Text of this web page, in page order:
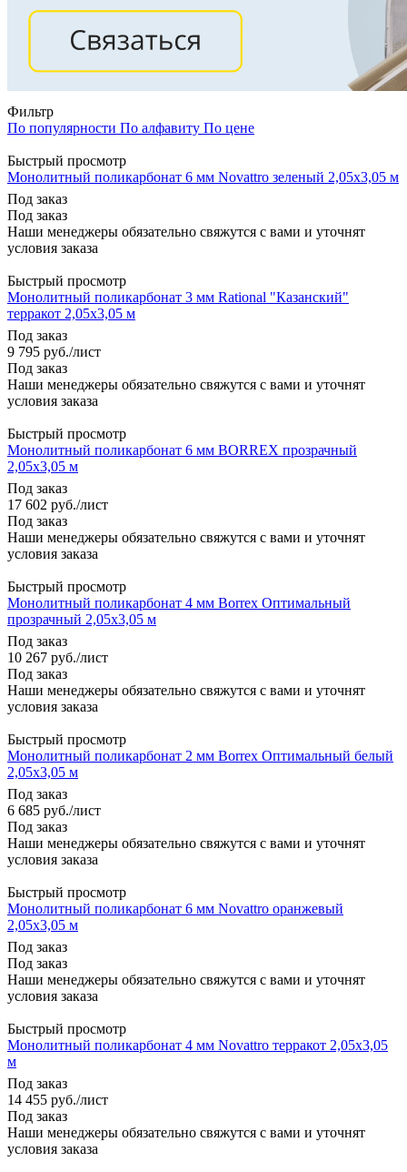
Фильтр
По популярности По алфавиту По цене
Быстрый просмотр
Монолитный поликарбонат 6 мм Novattro зеленый 2,05х3,05 м
Под заказ
Под заказ
Наши менеджеры обязательно свяжутся с вами и уточнят
условия заказа
Быстрый просмотр
Монолитный поликарбонат 3 мм Rational "Казанский"
терракот 2,05х3,05 м
Под заказ
9 795 руб./лист
Под заказ
Наши менеджеры обязательно свяжутся с вами и уточнят
условия заказа
Быстрый просмотр
Монолитный поликарбонат 6 мм BORREX прозрачный
2,05х3,05 м
Под заказ
17 602 руб./лист
Под заказ
Наши менеджеры обязательно свяжутся с вами и уточнят
условия заказа
Быстрый просмотр
Монолитный поликарбонат 4 мм Вorrex Оптимальный
прозрачный 2,05х3,05 м
Под заказ
10 267 руб./лист
Под заказ
Наши менеджеры обязательно свяжутся с вами и уточнят
условия заказа
Быстрый просмотр
Монолитный поликарбонат 2 мм Вorrex Оптимальный белый
2,05х3,05 м
Под заказ
6 685 руб./лист
Под заказ
Наши менеджеры обязательно свяжутся с вами и уточнят
условия заказа
Быстрый просмотр
Монолитный поликарбонат 6 мм Novattro оранжевый
2,05х3,05 м
Под заказ
Под заказ
Наши менеджеры обязательно свяжутся с вами и уточнят
условия заказа
Быстрый просмотр
Монолитный поликарбонат 4 мм Novattro терракот 2,05х3,05
м
Под заказ
14 455 руб./лист
Под заказ
Наши менеджеры обязательно свяжутся с вами и уточнят
условия заказа